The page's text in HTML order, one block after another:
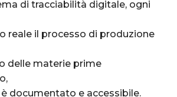
di tracciabilità digitale, ogni
reale il processo di produzione
delle materie prime
documentato e accessibile.